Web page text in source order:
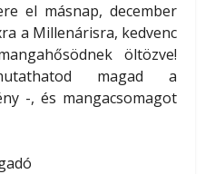
el másnap, december
a Millenárisra, kedvenc
öltözve!
magad a
-, és mangacsomagot